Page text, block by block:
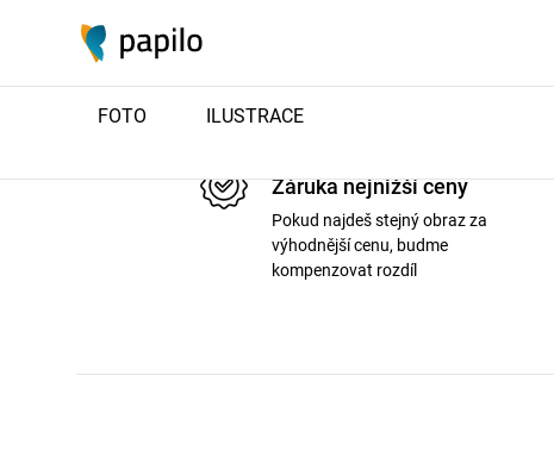
FOTO ILUSTRACE
Záruka nejnižší ceny
Pokud najdeš stejný obraz za
výhodnější cenu, budme
kompenzovat rozdíl